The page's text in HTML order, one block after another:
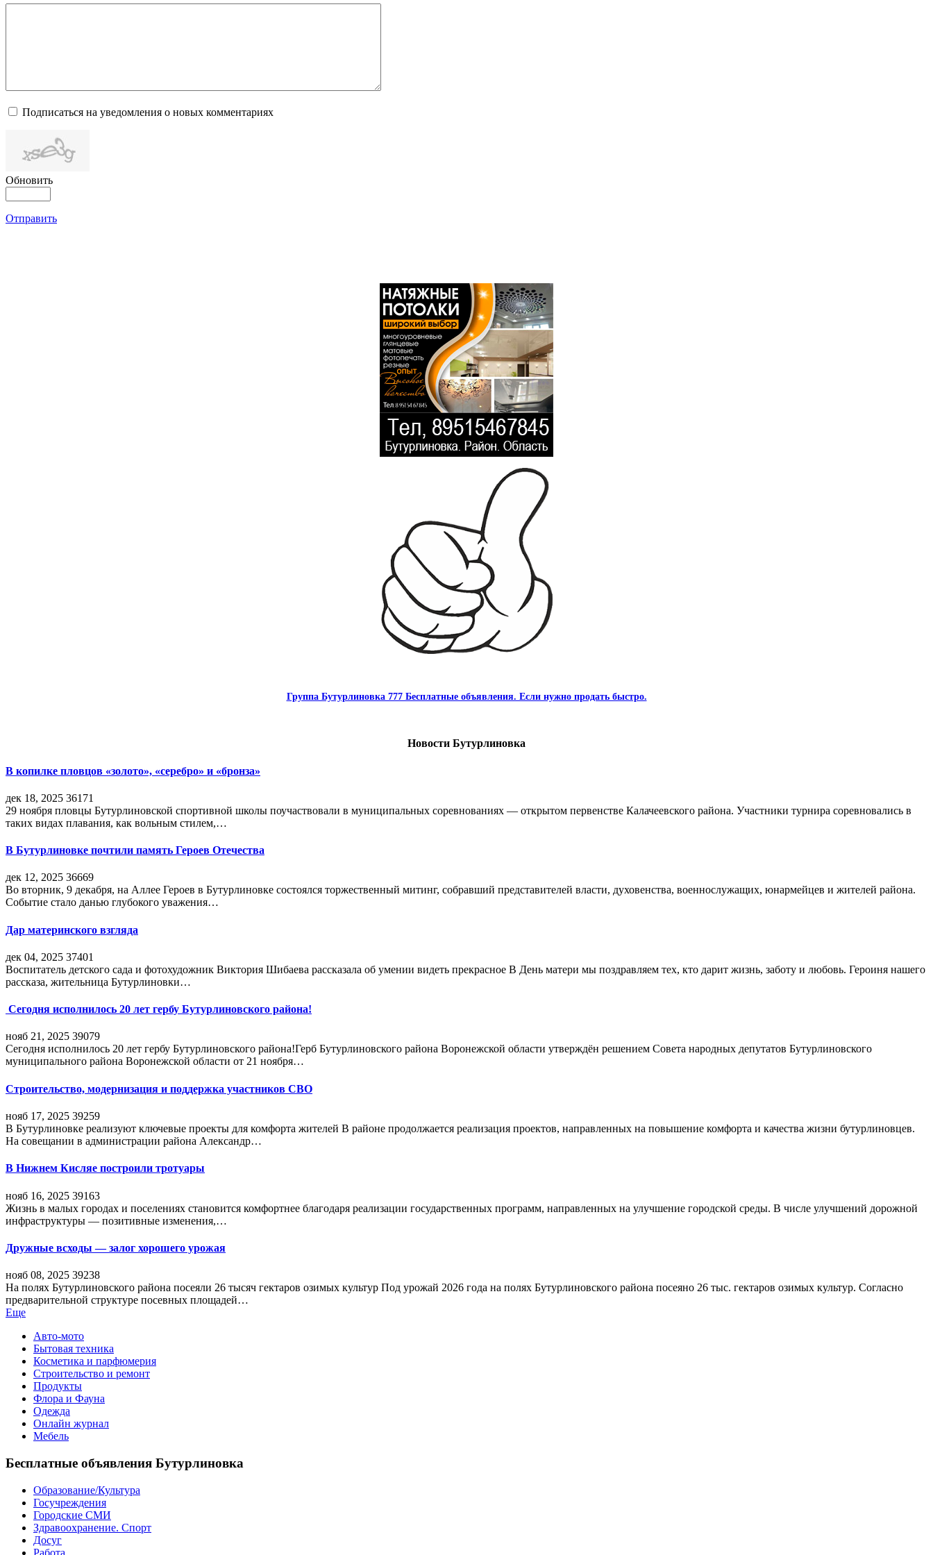
Подписаться на уведомления о новых комментариях
Обновить
Отправить
Группа Бутурлиновка 777 Бесплатные объявления. Если нужно продать быстро.
Новости Бутурлиновка
В копилке пловцов «золото», «серебро» и «бронза»
дек 18, 2025 36171
29 ноября пловцы Бутурлиновской спортивной школы поучаствовали в муниципальных соревнованиях — открытом первенстве Калачеевского района. Участники турнира соревновались в
таких видах плавания, как вольным стилем,…
В Бутурлиновке почтили память Героев Отечества
дек 12, 2025 36669
Во вторник, 9 декабря, на Аллее Героев в Бутурлиновке состоялся торжественный митинг, собравший представителей власти, духовенства, военнослужащих, юнармейцев и жителей района.
Событие стало данью глубокого уважения…
Дар материнского взгляда
дек 04, 2025 37401
Воспитатель детского сада и фотохудожник Виктория Шибаева рассказала об умении видеть прекрасное В День матери мы поздравляем тех, кто дарит жизнь, заботу и любовь. Героиня нашего
рассказа, жительница Бутурлиновки…
Сегодня исполнилось 20 лет гербу Бутурлиновского района!
нояб 21, 2025 39079
Сегодня исполнилось 20 лет гербу Бутурлиновского района!Герб Бутурлиновского района Воронежской области утверждён решением Совета народных депутатов Бутурлиновского
муниципального района Воронежской области от 21 ноября…
Строительство, модернизация и поддержка участников СВО
нояб 17, 2025 39259
В Бутурлиновке реализуют ключевые проекты для комфорта жителей В районе продолжается реализация проектов, направленных на повышение комфорта и качества жизни бутурлиновцев.
На совещании в администрации района Александр…
В Нижнем Кисляе построили тротуары
нояб 16, 2025 39163
Жизнь в малых городах и поселениях становится комфортнее благодаря реализации государственных программ, направленных на улучшение городской среды. В числе улучшений дорожной
инфраструктуры — позитивные изменения,…
Дружные всходы — залог хорошего урожая
нояб 08, 2025 39238
На полях Бутурлиновского района посеяли 26 тысяч гектаров озимых культур Под урожай 2026 года на полях Бутурлиновского района посеяно 26 тыс. гектаров озимых культур. Согласно
предварительной структуре посевных площадей…
Еще
Авто-мото
Бытовая техника
Косметика и парфюмерия
Строительство и ремонт
Продукты
Флора и Фауна
Одежда
Онлайн журнал
Мебель
Бесплатные объявления Бутурлиновка
Образование/Культура
Госучреждения
Городские СМИ
Здравоохранение. Спорт
Досуг
Работа